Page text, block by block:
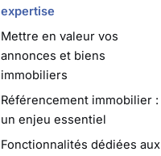
expertise
Mettre en valeur vos
annonces et biens
immobiliers
Référencement immobilier :
un enjeu essentiel
Fonctionnalités dédiées aux